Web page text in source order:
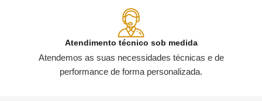
Atendimento técnico sob medida
Atendemos as suas necessidades técnicas e de
performance de forma personalizada.